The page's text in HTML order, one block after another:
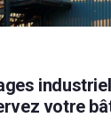
votre